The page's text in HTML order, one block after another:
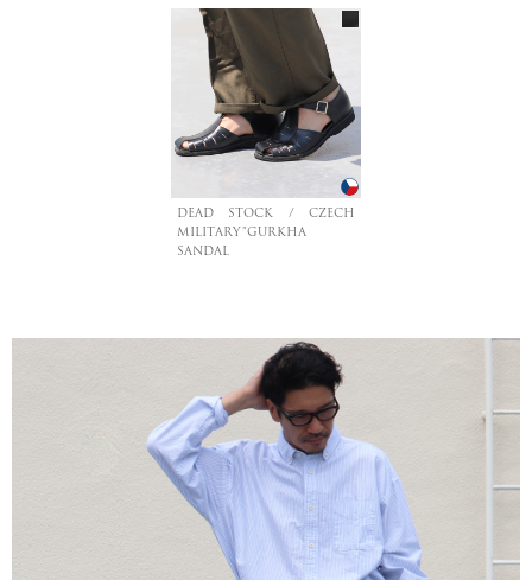
DEAD STOCK / CZECH
MILITARY”GURKHA
SANDAL